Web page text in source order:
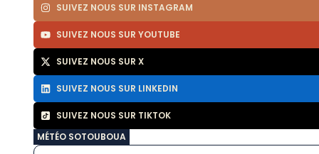
SUIVEZ NOUS SUR INSTAGRAM
SUIVEZ NOUS SUR YOUTUBE
SUIVEZ NOUS SUR X
SUIVEZ NOUS SUR LINKEDIN
SUIVEZ NOUS SUR TIKTOK
MÉTÉO SOTOUBOUA